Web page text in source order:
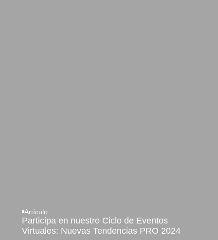
Artículo
Participa en nuestro Ciclo de Eventos
Virtuales: Nuevas Tendencias PRO 2024